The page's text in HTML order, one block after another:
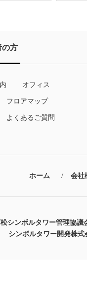
の方
オフィス
フロアマップ
よくあるご質問
ホーム 会社
シンボルタワー管理協議
シンボルタワー開発株式